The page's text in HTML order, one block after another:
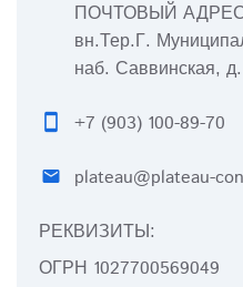
ПОЧТОВЫЙ АДРЕС:
вн.Тер.Г.
наб. Саввинская,
smartphone +7 (903) 100-89-70
email plateau@plateau-
РЕКВИЗИТЫ:
ОГРН 1027700569049